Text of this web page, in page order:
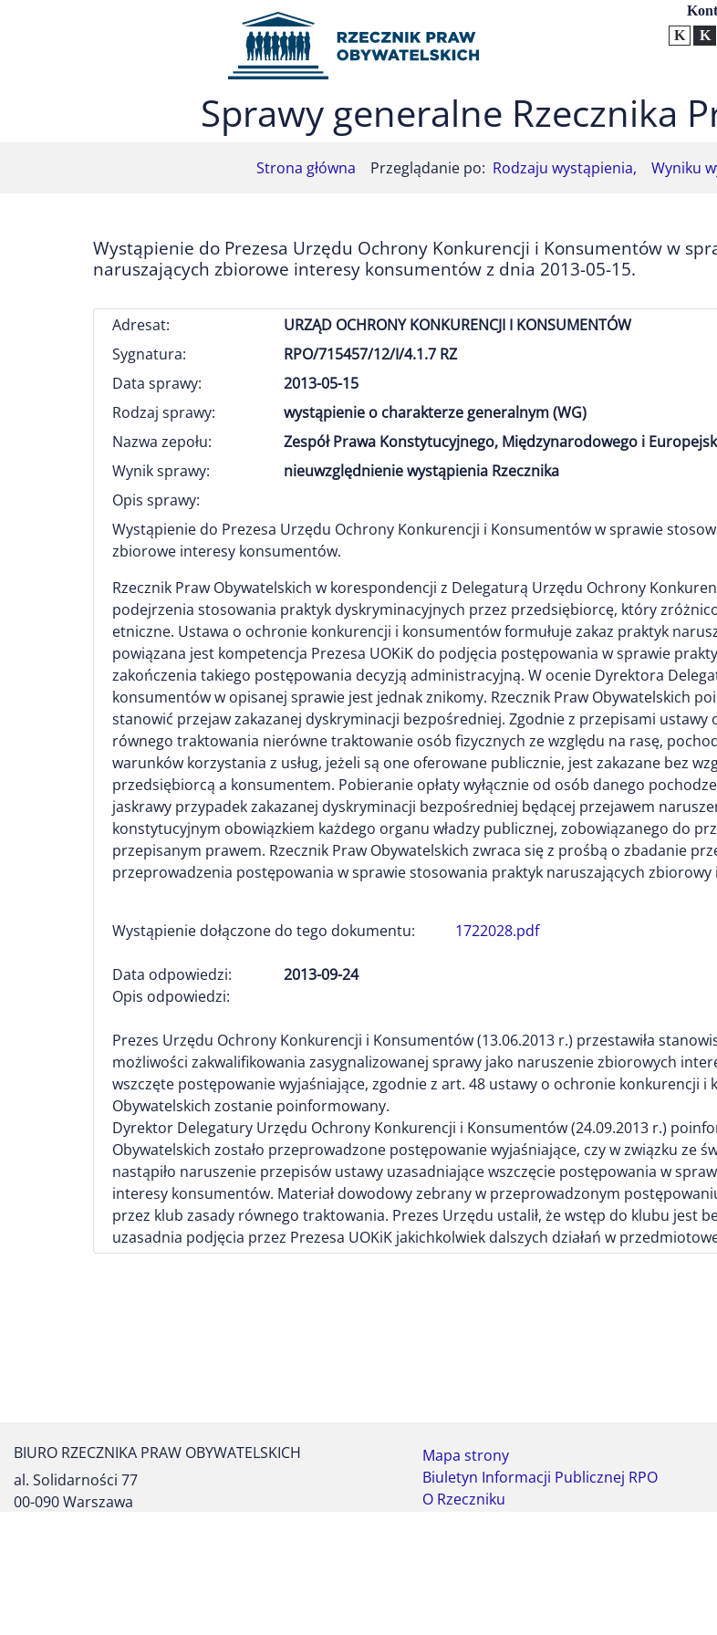
Przejdź do menu głównego (nacisnij Enter)
Przejdź do mapy serwisu (nacisnij Enter) Ustawienia
Sprawy generalne Rzecznika
Strona główna Przeglądanie po: Rodzaju wystąpienia, Wyniku
Wystąpienie do Prezesa Urzędu Ochrony Konkurencji i Konsumentów w
naruszających zbiorowe interesy konsumentów z dnia 2013-05-15.
Adresat:
URZĄD OCHRONY KONKURENCJI I KONSUMENTÓW
Sygnatura:
RPO/715457/12/I/4.1.7 RZ
Data sprawy:
2013-05-15
Rodzaj sprawy:
wystąpienie o charakterze generalnym (WG)
Nazwa zepołu:
Zespół Prawa Konstytucyjnego, Międzynarodowego i
Wynik sprawy:
nieuwzględnienie wystąpienia Rzecznika
Opis sprawy:
Wystąpienie do Prezesa Urzędu Ochrony Konkurencji i Konsumentów w sprawie
zbiorowe interesy konsumentów.
Rzecznik Praw Obywatelskich w korespondencji z Delegaturą Urzędu Ochrony
podejrzenia stosowania praktyk dyskryminacyjnych przez przedsiębiorcę, który
etniczne. Ustawa o ochronie konkurencji i konsumentów formułuje zakaz praktyk
powiązana jest kompetencja Prezesa UOKiK do podjęcia postępowania w sprawie
zakończenia takiego postępowania decyzją administracyjną. W ocenie Dyrektora
konsumentów w opisanej sprawie jest jednak znikomy. Rzecznik Praw Obywatelskich
stanowić przejaw zakazanej dyskryminacji bezpośredniej. Zgodnie z przepisami
równego traktowania nierówne traktowanie osób fizycznych ze względu na rasę,
warunków korzystania z usług, jeżeli są one oferowane publicznie, jest zakazane bez
przedsiębiorcą a konsumentem. Pobieranie opłaty wyłącznie od osób danego
jaskrawy przypadek zakazanej dyskryminacji bezpośredniej będącej przejawem
konstytucyjnym obowiązkiem każdego organu władzy publicznej, zobowiązanego do
przepisanym prawem. Rzecznik Praw Obywatelskich zwraca się z prośbą o zbadanie
przeprowadzenia postępowania w sprawie stosowania praktyk naruszających
Wystąpienie dołączone do tego dokumentu: 1722028.pdf
Data odpowiedzi:
2013-09-24
Opis odpowiedzi:
Prezes Urzędu Ochrony Konkurencji i Konsumentów (13.06.2013 r.) przestawiła
możliwości zakwalifikowania zasygnalizowanej sprawy jako naruszenie zbiorowych
wszczęte postępowanie wyjaśniające, zgodnie z art. 48 ustawy o ochronie konkurencji
Obywatelskich zostanie poinformowany.
Dyrektor Delegatury Urzędu Ochrony Konkurencji i Konsumentów (24.09.2013 r.)
Obywatelskich zostało przeprowadzone postępowanie wyjaśniające, czy w związku ze
nastąpiło naruszenie przepisów ustawy uzasadniające wszczęcie postępowania w
interesy konsumentów. Materiał dowodowy zebrany w przeprowadzonym
przez klub zasady równego traktowania. Prezes Urzędu ustalił, że wstęp do klubu jest
uzasadnia podjęcia przez Prezesa UOKiK jakichkolwiek dalszych działań w
BIURO RZECZNIKA PRAW OBYWATELSKICH
al. Solidarności 77
00-090 Warszawa
Mapa strony
Biuletyn Informacji Publicznej RPO
O Rzeczniku